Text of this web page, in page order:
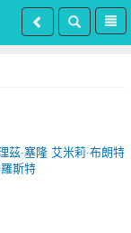
茲·塞隆 艾米莉·布朗特
斯特